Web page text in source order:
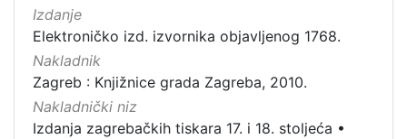
Izdanje
Elektroničko izd. izvornika objavljenog 1768.
Nakladnik
Zagreb : Knjižnice grada Zagreba, 2010.
Nakladnički niz
Izdanja zagrebačkih tiskara 17. i 18. stoljeća •